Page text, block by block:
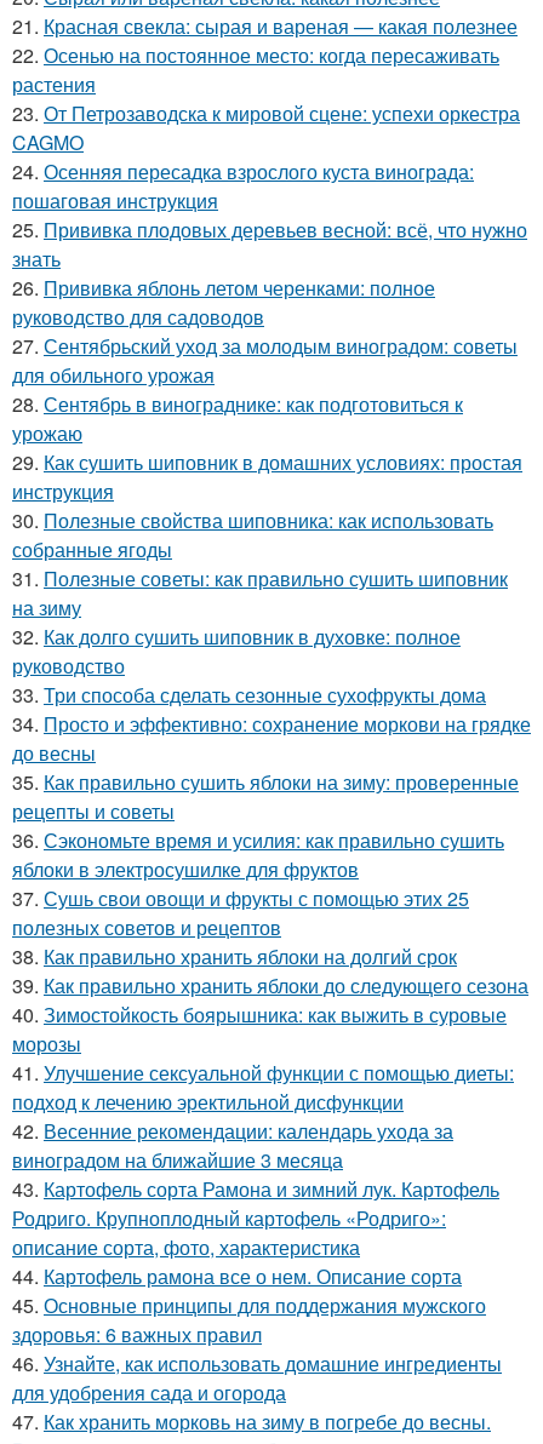
21. Красная свекла: сырая и вареная — какая полезнее
22. Осенью на постоянное место: когда пересаживать
растения
23. От Петрозаводска к мировой сцене: успехи оркестра
CAGMO
24. Осенняя пересадка взрослого куста винограда:
пошаговая инструкция
25. Прививка плодовых деревьев весной: всё, что нужно
знать
26. Прививка яблонь летом черенками: полное
руководство для садоводов
27. Сентябрьский уход за молодым виноградом: советы
для обильного урожая
28. Сентябрь в винограднике: как подготовиться к
урожаю
29. Как сушить шиповник в домашних условиях: простая
инструкция
30. Полезные свойства шиповника: как использовать
собранные ягоды
31. Полезные советы: как правильно сушить шиповник
на зиму
32. Как долго сушить шиповник в духовке: полное
руководство
33. Три способа сделать сезонные сухофрукты дома
34. Просто и эффективно: сохранение моркови на грядке
до весны
35. Как правильно сушить яблоки на зиму: проверенные
рецепты и советы
36. Сэкономьте время и усилия: как правильно сушить
яблоки в электросушилке для фруктов
37. Сушь свои овощи и фрукты с помощью этих 25
полезных советов и рецептов
38. Как правильно хранить яблоки на долгий срок
39. Как правильно хранить яблоки до следующего сезона
40. Зимостойкость боярышника: как выжить в суровые
морозы
41. Улучшение сексуальной функции с помощью диеты:
подход к лечению эректильной дисфункции
42. Весенние рекомендации: календарь ухода за
виноградом на ближайшие 3 месяца
43. Картофель сорта Рамона и зимний лук. Картофель
Родриго. Крупноплодный картофель «Родриго»:
описание сорта, фото, характеристика
44. Картофель рамона все о нем. Описание сорта
45. Основные принципы для поддержания мужского
здоровья: 6 важных правил
46. Узнайте, как использовать домашние ингредиенты
для удобрения сада и огорода
47. Как хранить морковь на зиму в погребе до весны.